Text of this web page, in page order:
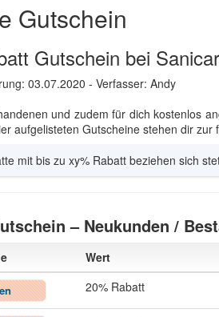
Gutschein
Gutschein bei
03.07.2020 - Verfasser: Andy
und zudem für dich kostenlos
aufgelisteten Gutscheine stehen dir
mit bis zu xy% Rabatt beziehen sich
– Neukunden /
Wert
20% Rabatt